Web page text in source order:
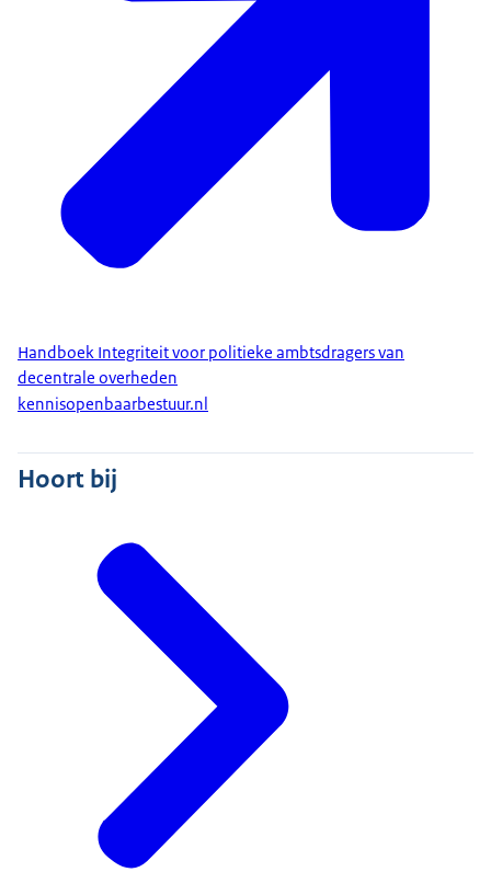
Handboek Integriteit voor politieke ambtsdragers van
decentrale overheden
kennisopenbaarbestuur.nl
Hoort bij